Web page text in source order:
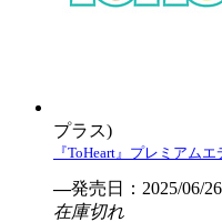
プラス)
『ToHeart』プレミアム
―発売日：2025/06/
在庫切れ